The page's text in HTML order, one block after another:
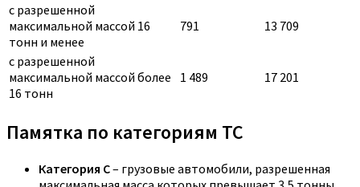
с разрешенной
максимальной массой 16
тонн и менее
791 13 709
с разрешенной
максимальной массой более
16 тонн
1 489 17 201
Памятка по категориям ТС
Категория C– грузовые автомобили, разрешенная